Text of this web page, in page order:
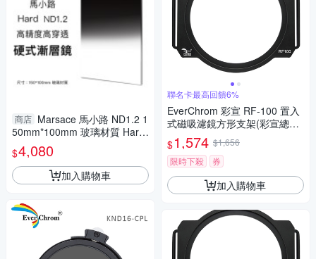
商店 Marsace 馬小路 ND1.2 1
50mm*100mm 玻璃材質 Hard
漸層減光鏡 方型硬漸變 高精度
煙火 流水 晨昏必備濾鏡
$4,080
加入購物車
聯名卡最高回饋6%
EverChrom 彩宣 RF-100 置入
式磁吸濾鏡方形支架(彩宣總代
理)
$1,574 $1,656
限時下殺
券
加入購物車